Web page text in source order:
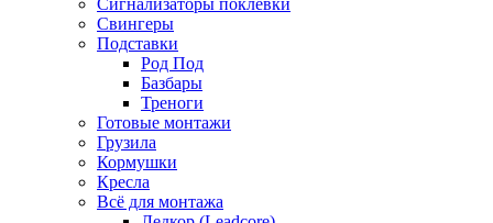
Свингеры
Подставки
Род Под
Базбары
Треноги
Готовые монтажи
Грузила
Кормушки
Кресла
Всё для монтажа